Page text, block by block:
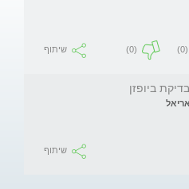
(0)
(0) שיתוף
שיתוף